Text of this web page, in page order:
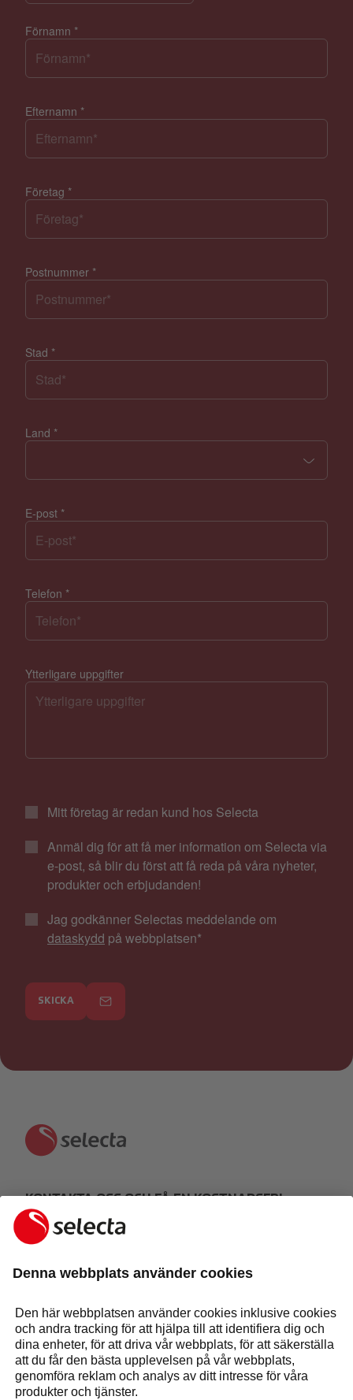
Förnamn *
Efternamn *
Företag *
Postnummer *
Stad *
Land *
E-post *
Telefon *
Ytterligare uppgifter
Mitt företag är redan kund hos Selecta
Anmäl dig för att få mer information om Selecta via
e-post, så blir du först att få reda på våra nyheter,
produkter och erbjudanden!
Jag godkänner Selectas meddelande om
dataskydd på webbplatsen*
SKICKA
KONTAKTA OSS OCH FÅ EN KOSTNADSFRI
OFFERT:
GÖR EN FÖRFRÅGAN
Svar inom 24 timmar
Maskiner och lösningar
Tjänster